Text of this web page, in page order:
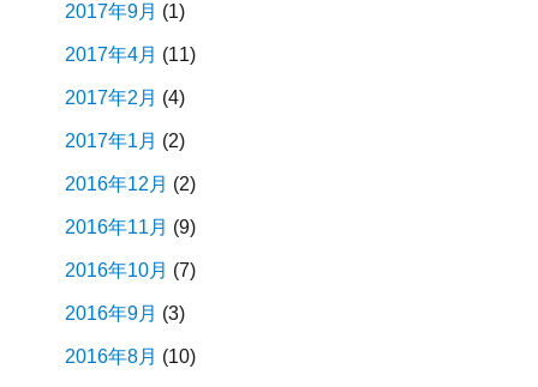
2017年9月 (1)
2017年4月 (11)
2017年2月 (4)
2017年1月 (2)
2016年12月 (2)
2016年11月 (9)
2016年10月 (7)
2016年9月 (3)
2016年8月 (10)